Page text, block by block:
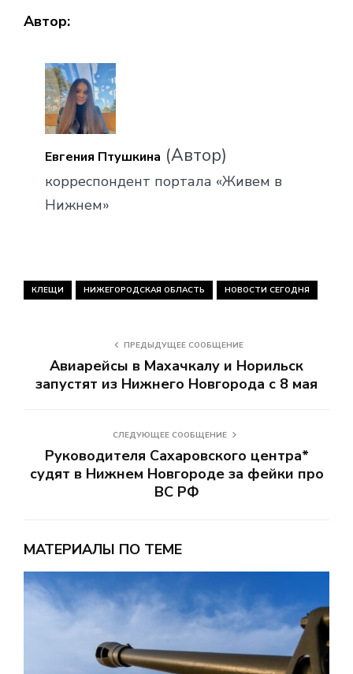
Автор:
Евгения Птушкина (Автор)
корреспондент портала «Живем в
Нижнем»
КЛЕЩИ НИЖЕГОРОДСКАЯ ОБЛАСТЬ НОВОСТИ СЕГОДНЯ
ПРЕДЫДУЩЕЕ СООБЩЕНИЕ
Авиарейсы в Махачкалу и Норильск
запустят из Нижнего Новгорода с 8 мая
СЛЕДУЮЩЕЕ СООБЩЕНИЕ
Руководителя Сахаровского центра*
судят в Нижнем Новгороде за фейки про
ВС РФ
МАТЕРИАЛЫ ПО ТЕМЕ